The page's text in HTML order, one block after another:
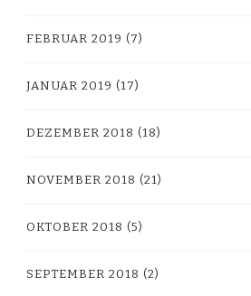
FEBRUAR 2019 (7)
JANUAR 2019 (17)
DEZEMBER 2018 (18)
NOVEMBER 2018 (21)
OKTOBER 2018 (5)
SEPTEMBER 2018 (2)